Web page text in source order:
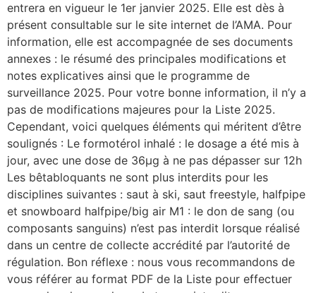
entrera en vigueur le 1er janvier 2025. Elle est dès à
présent consultable sur le site internet de l’AMA. Pour
information, elle est accompagnée de ses documents
annexes : le résumé des principales modifications et
notes explicatives ainsi que le programme de
surveillance 2025. Pour votre bonne information, il n’y a
pas de modifications majeures pour la Liste 2025.
Cependant, voici quelques éléments qui méritent d’être
soulignés : Le formotérol inhalé : le dosage a été mis à
jour, avec une dose de 36µg à ne pas dépasser sur 12h
Les bêtabloquants ne sont plus interdits pour les
disciplines suivantes : saut à ski, saut freestyle, halfpipe
et snowboard halfpipe/big air M1 : le don de sang (ou
composants sanguins) n’est pas interdit lorsque réalisé
dans un centre de collecte accrédité par l’autorité de
régulation. Bon réflexe : nous vous recommandons de
vous référer au format PDF de la Liste pour effectuer